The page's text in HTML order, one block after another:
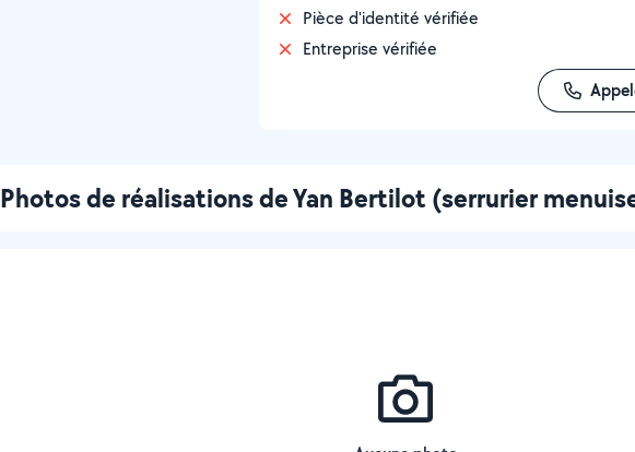
Pièce d'identité vérifiée
Entreprise vérifiée
Photos de réalisations de Yan Bertilot (serrurier